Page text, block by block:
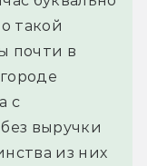
такой
почти в
с
выручки
из них